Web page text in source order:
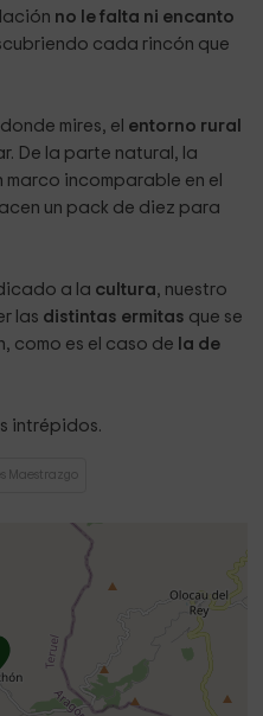
no le falta ni encanto
cada rincón que
mires, el entorno rural
De la parte natural, la
marco incomparable en el
un pack de diez para
a la cultura, nuestro
las distintas ermitas que se
como es el caso de la de
intrépidos.
Maestrazgo